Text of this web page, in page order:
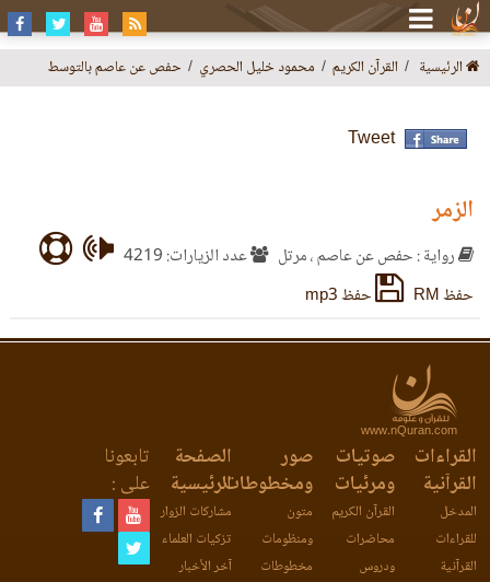
الرئيسية القرآن الكريم محمود خليل الحصري حفص عن عاصم بالتوسط
Tweet
الزمر
رواية : حفص عن عاصم ، مرتل
عدد الزيارات: 4219
حفظ RM
حفظ mp3
www.nQuran.com
القراءات
القرآنية
المدخل
للقراءات
القرآنية
صوتيات
ومرئيات
القرآن الكريم
محاضرات
ودروس
صور
ومخطوطات
متون
ومنظومات
مخطوطات
الصفحة
الرئيسية
مشاركات الزوار
تزكيات العلماء
آخر الأخبار
تابعونا
على :